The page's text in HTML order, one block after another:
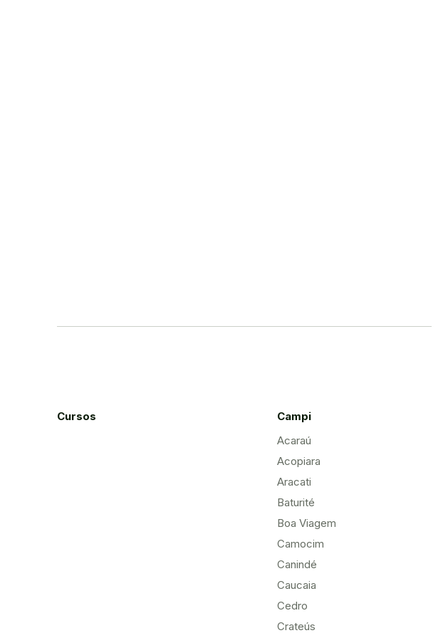
Cursos
Campi
Acaraú
Acopiara
Aracati
Baturité
Boa Viagem
Camocim
Canindé
Caucaia
Cedro
Crateús